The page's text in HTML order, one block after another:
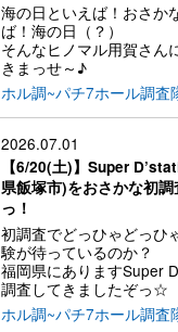
海の日といえば！おさか
ば！海の日（？）
そんなヒノマル用賀さん
きまっせ～♪
ホル調~パチ7ホール調査
2026.07.01
【6/20(土)】Super
県飯塚市)をおさかな初
っ！
初調査でどっひゃどっひ
験が待っているのか？
福岡県にありますSuper
調査してきましたぞっ☆
ホル調~パチ7ホール調査